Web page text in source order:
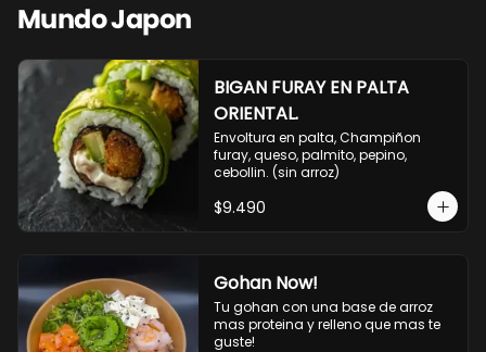
Mundo Japon
BIGAN FURAY EN PALTA
ORIENTAL.
Envoltura en palta, Champiñon
furay, queso, palmito, pepino,
cebollin. (sin arroz)
$9.490
Gohan Now!
Tu gohan con una base de arroz
mas proteina y relleno que mas te
guste!